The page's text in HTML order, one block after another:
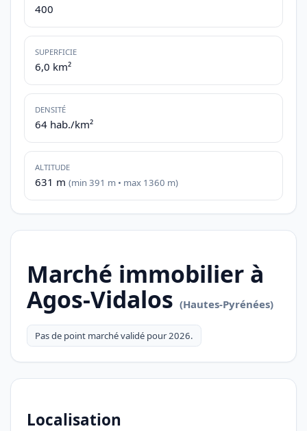
400
SUPERFICIE
6,0 km²
DENSITÉ
64 hab./km²
ALTITUDE
631 m (min 391 m • max 1360 m)
Marché immobilier à
Agos-Vidalos (Hautes-Pyrénées)
Pas de point marché validé pour 2026.
Localisation